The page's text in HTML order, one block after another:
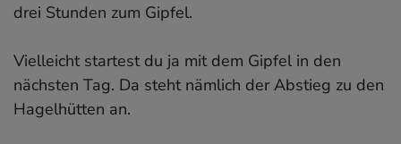
drei Stunden zum Gipfel.
Vielleicht startest du ja mit dem Gipfel in den
nächsten Tag. Da steht nämlich der Abstieg zu den
Hagelhütten an.